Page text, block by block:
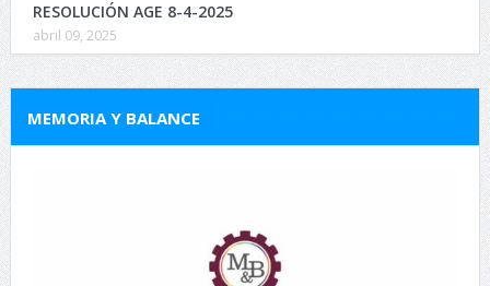
RESOLUCIÓN AGE 8-4-2025
abril 09, 2025
MEMORIA Y BALANCE